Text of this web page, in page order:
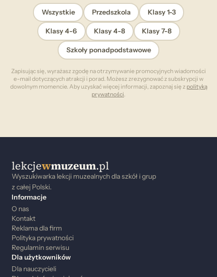
Wszystkie Przedszkola Klasy 1-3
Klasy 4-6 Klasy 4-8 Klasy 7-8
Szkoły ponadpodstawowe
Zapisując się, wyrażasz zgodę na otrzymywanie promocyjnych wiadomości
e-mail dotyczących atrakcji i porad. Możesz zrezygnować z subskrypcji w
dowolnym momencie. Aby uzyskać więcej informacji, zapoznaj się z polityką
prywatności
lekcjewmuzeum.pl
Wyszukiwarka lekcji muzealnych dla szkół i grup
z całej Polski.
Informacje
O nas
Kontakt
Reklama dla firm
Polityka prywatności
Regulamin serwisu
Dla użytkowników
Dla nauczycieli